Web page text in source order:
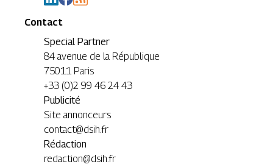
Contact
Special Partner
84 avenue de la République
75011 Paris
+33 (0)2 99 46 24 43
Publicité
Site annonceurs
contact@dsih.fr
Rédaction
redaction@dsih.fr